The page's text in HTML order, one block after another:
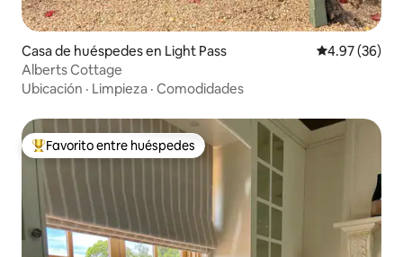
Casa de huéspedes en Light Pass Calificación
4.97 (36)
Alberts Cottage
Ubicación · Limpieza · Comodidades
Favorito entre huéspedes preferido
Favorito entre huéspedes